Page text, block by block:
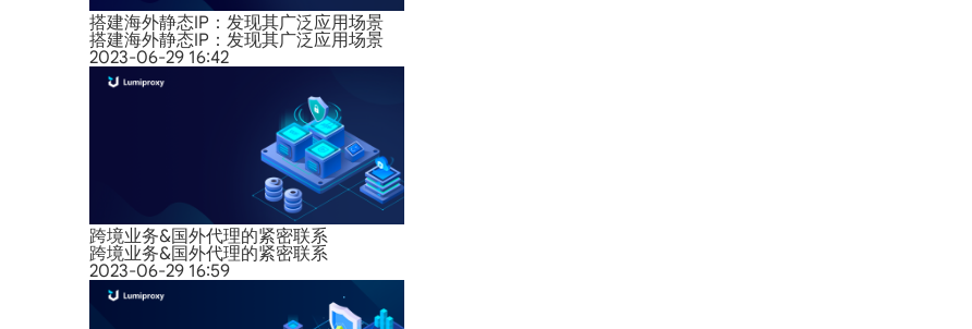
搭建海外静态IP：发现其广泛应用场景
搭建海外静态IP：发现其广泛应用场景
2023-06-29 16:42
跨境业务&国外代理的紧密联系
跨境业务&国外代理的紧密联系
2023-06-29 16:59